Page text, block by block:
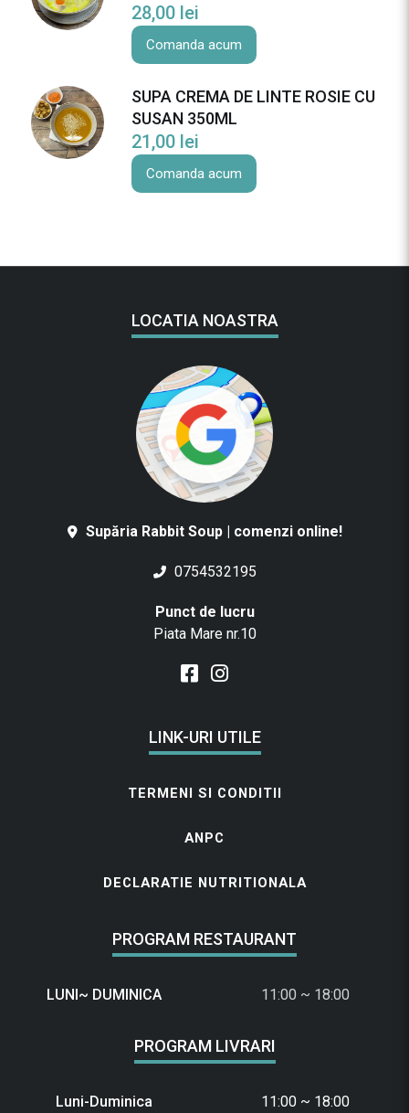
28,00 lei
Comanda acum
SUPA CREMA DE LINTE ROSIE CU
SUSAN 350ML
21,00 lei
Comanda acum
LOCATIA NOASTRA
Supăria Rabbit Soup | comenzi online!
0754532195
Punct de lucru
Piata Mare nr.10
LINK-URI UTILE
TERMENI SI CONDITII
ANPC
DECLARATIE NUTRITIONALA
PROGRAM RESTAURANT
LUNI~ DUMINICA 11:00 ~ 18:00
PROGRAM LIVRARI
Luni-Duminica 11:00 ~ 18:00